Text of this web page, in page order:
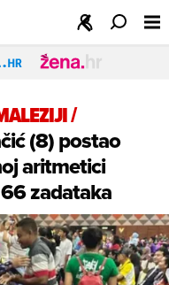
/
(8) postao
aritmetici
zadataka